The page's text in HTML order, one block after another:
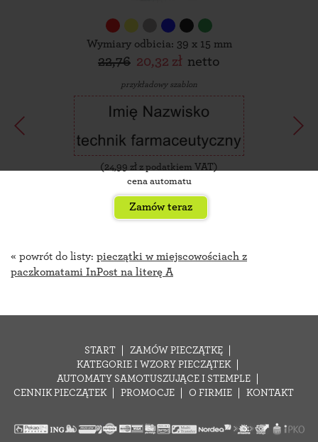
Wymiary odbicia: 39 x 15 mm
22,76 20,32 zł netto
przykładowy szablon
( 24,99 zł z podatkiem VAT)
cena automatu
Zamów teraz
« powrót do listy: pieczątki w miejscowościach z
paczkomatami InPost na literę A
START
ZAMÓW PIECZĄTKĘ
KATEGORIE I WZORY PIECZĄTEK
AUTOMATY SAMOTUSZUJĄCE I STEMPLE
CENNIK PIECZĄTEK
PROMOCJE O FIRMIE KONTAKT